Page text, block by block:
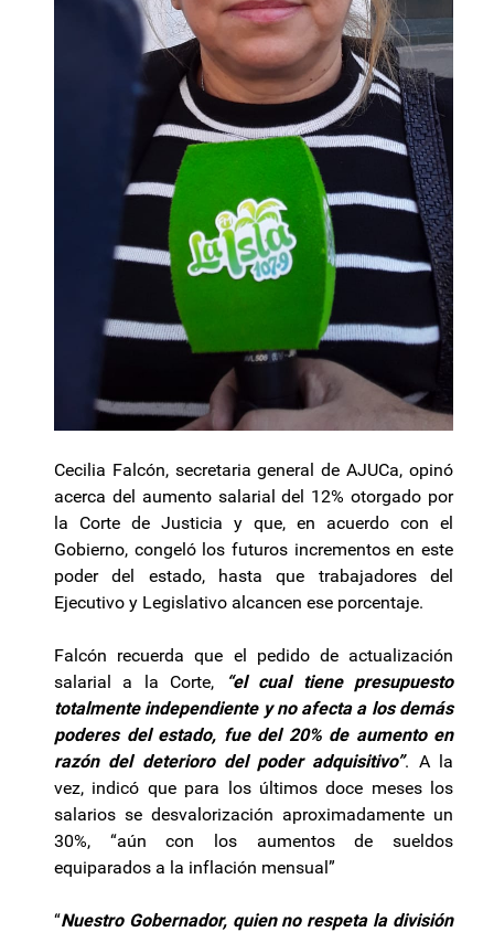
Cecilia Falcón, secretaria general de AJUCa, opinó
acerca del aumento salarial del 12% otorgado por
la Corte de Justicia y que, en acuerdo con el
Gobierno, congeló los futuros incrementos en este
poder del estado, hasta que trabajadores del
Ejecutivo y Legislativo alcancen ese porcentaje.
Falcón recuerda que el pedido de actualización
salarial a la Corte, “el cual tiene presupuesto
totalmente independiente y no afecta a los demás
poderes del estado, fue del 20% de aumento en
razón del deterioro del poder adquisitivo”. A la
vez, indicó que para los últimos doce meses los
salarios se desvalorización aproximadamente un
30%, “aún con los aumentos de sueldos
equiparados a la inflación mensual”
“Nuestro Gobernador, quien no respeta la división